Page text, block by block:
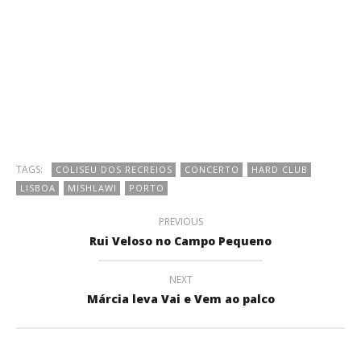
TAGS: COLISEU DOS RECREIOS CONCERTO
HARD CLUB
LISBOA
MISHLAWI PORTO
PREVIOUS
Rui Veloso no Campo Pequeno
NEXT
Márcia leva Vai e Vem ao palco